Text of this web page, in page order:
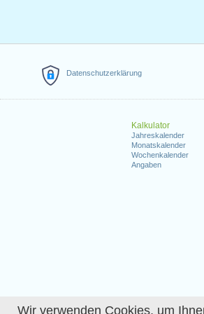
Wir verwenden Cookies, um
Datenschutzerklärung
Kalkulator
Jahreskalender
Monatskalender
Wochenkalender
Angaben